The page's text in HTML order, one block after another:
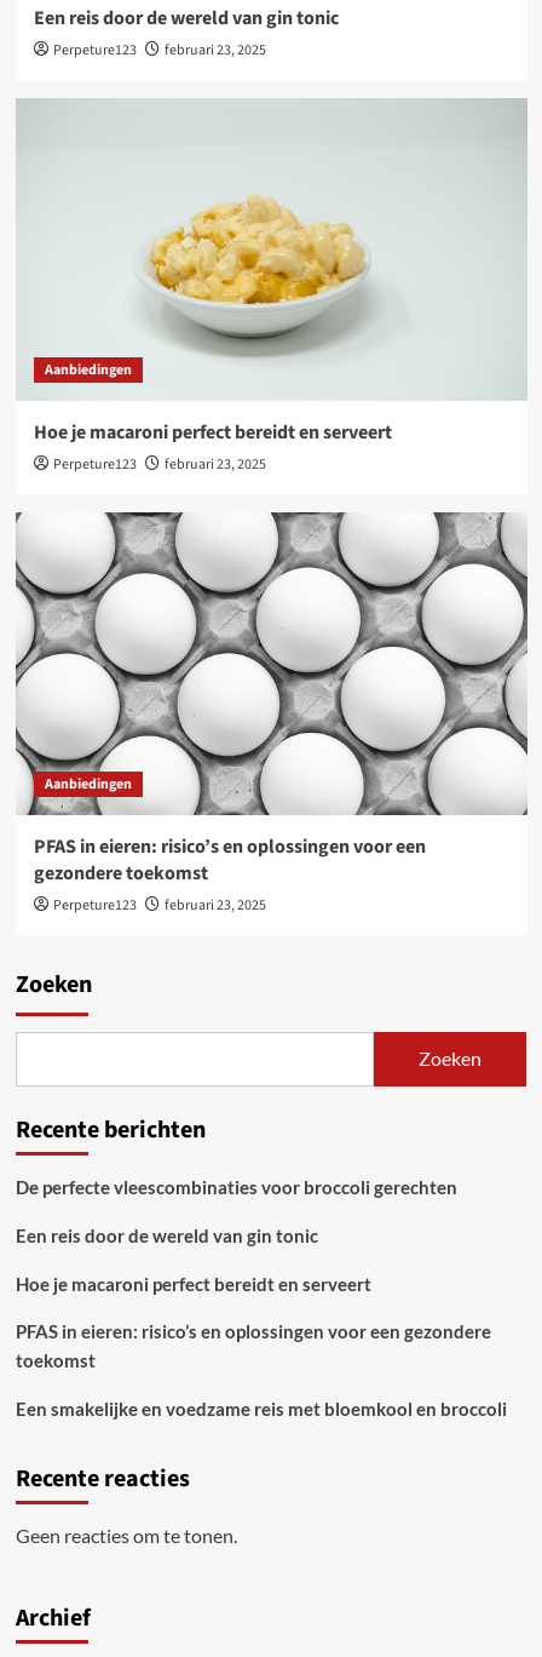
Een reis door de wereld van gin tonic
Perpeture123 februari 23, 2025
Aanbiedingen
Hoe je macaroni perfect bereidt en serveert
Perpeture123 februari 23, 2025
Aanbiedingen
PFAS in eieren: risico’s en oplossingen voor een
gezondere toekomst
Perpeture123 februari 23, 2025
Zoeken
Zoeken
Recente berichten
De perfecte vleescombinaties voor broccoli gerechten
Een reis door de wereld van gin tonic
Hoe je macaroni perfect bereidt en serveert
PFAS in eieren: risico’s en oplossingen voor een gezondere
toekomst
Een smakelijke en voedzame reis met bloemkool en broccoli
Recente reacties
Geen reacties om te tonen.
Archief